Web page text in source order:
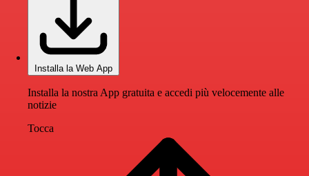
Installa la Web App
Installa la nostra App gratuita e accedi più velocemente alle
notizie
Tocca